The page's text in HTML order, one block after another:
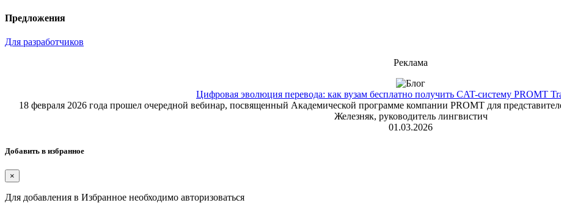
Предложения
Для разработчиков
Реклама
Цифровая эволюция перевода: как вузам бесплатно получить CAT-систему PROMT
18 февраля 2026 года прошел очередной вебинар, посвященный Академической программе компании PROMT для
Железняк, руководитель лингвистич
01.03.2026
Добавить в избранное
×
Для добавления в Избранное необходимо авторизоваться